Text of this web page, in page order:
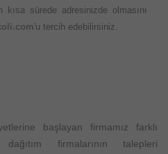
sürede adresinizde olmasını
'u tercih edebilirsiniz.
başlayan firmamız farklı
firmalarının talepleri